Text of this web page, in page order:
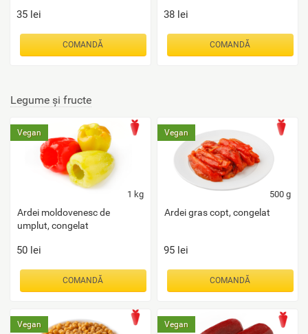
35 lei
COMANDĂ
38 lei
COMANDĂ
Legume și fructe
1 kg
Vegan
Ardei moldovenesc de
umplut, congelat
50 lei
COMANDĂ
500 g
Vegan
Ardei gras copt, congelat
95 lei
COMANDĂ
Vegan Vegan